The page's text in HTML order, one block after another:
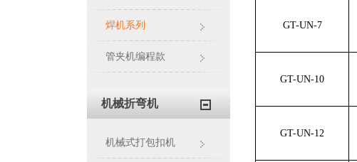
GT-UN-7
GT-UN-10
GT-UN-12
焊机系列
管夹机编程款
机械折弯机
机械式打包扣机